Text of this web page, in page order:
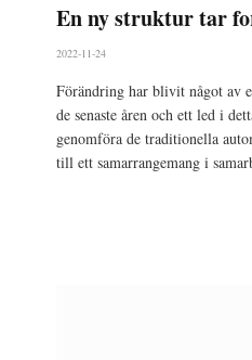
En ny struktur tar
2022-11-24
Förändring har blivit något av
de senaste åren och ett led i
genomföra de traditionella
till ett samarrangemang i